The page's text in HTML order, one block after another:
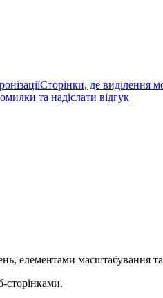
Сторінки, де виділення
та надіслати відгук
елементами масштабування
сторінками.